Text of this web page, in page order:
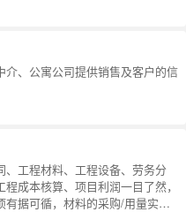
介、公寓公司提供销售及客户的信
、工程材料、工程设备、劳务分
成本核算、项目利润一目了然，
有据可循，材料的采购/用量实时